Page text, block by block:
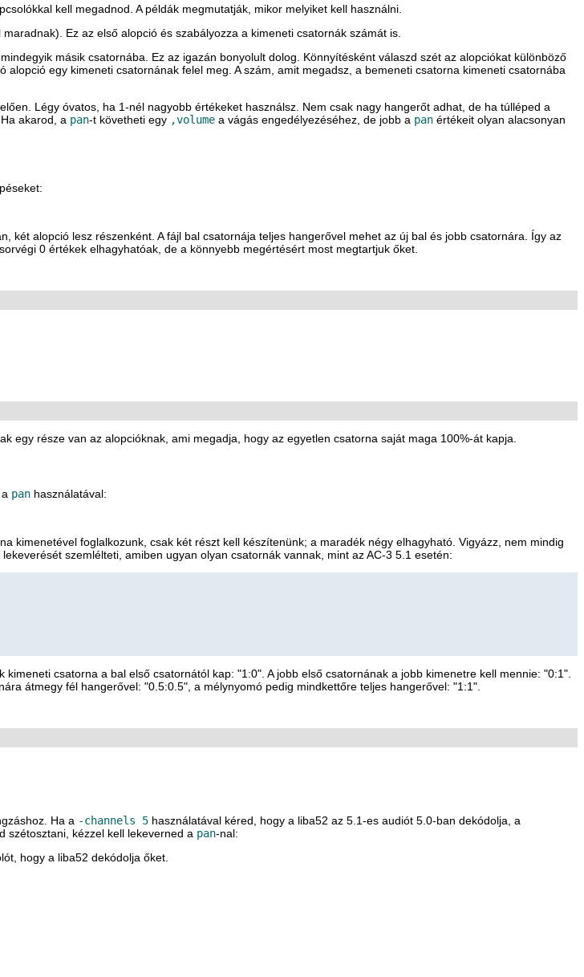
kell megadnod. A példák megmutatják, mikor melyiket kell használni.
Ez az első alopció és szabályozza a kimeneti csatornák számát is.
másik csatornába. Ez az igazán bonyolult dolog. Könnyítésként válaszd szét az alopciókat különböző
egy kimeneti csatornának felel meg. A szám, amit megadsz, a bemeneti csatorna kimeneti csatornába
Légy óvatos, ha 1-nél nagyobb értékeket használsz. Nem csak nagy hangerőt adhat, de ha túlléped a
akarod, a pan-t követheti egy ,volume a vágás engedélyezéséhez, de jobb a pan értékeit olyan alacsonyan
két alopció lesz részenként. A fájl bal csatornája teljes hangerővel mehet az új bal és jobb csatornára. Így az
0 értékek elhagyhatóak, de a könnyebb megértésért most megtartjuk őket.
része van az alopcióknak, ami megadja, hogy az egyetlen csatorna saját maga 100%-át kapja.
pan használatával:
kimenetével foglalkozunk, csak két részt kell készítenünk; a maradék négy elhagyható. Vigyázz, nem mindig
szemlélteti, amiben ugyan olyan csatornák vannak, mint az AC-3 5.1 esetén:
csatorna a bal első csatornától kap: "1:0". A jobb első csatornának a jobb kimenetre kell mennie: "0:1".
átmegy fél hangerővel: "0.5:0.5", a mélynyomó pedig mindkettőre teljes hangerővel: "1:1".
Ha a -channels 5 használatával kéred, hogy a liba52 az 5.1-es audiót 5.0-ban dekódolja, a
szétosztani, kézzel kell lekeverned a pan-nal:
hogy a liba52 dekódolja őket.